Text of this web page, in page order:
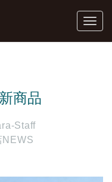
商品
Staff
NEWS